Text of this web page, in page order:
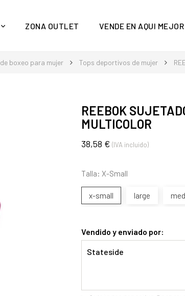
en Aquí Mejor
ZONA OUTLET VENDE EN AQUI MEJOR
boxeo para mujer Tops deportivos de mujer
REEBOK
MULTICOLOR
38,58 € (IVA incluido)
Talla: X-Small
x-small large
Vendido y enviado por:
Stateside